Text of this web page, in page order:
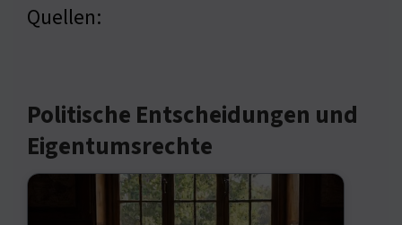
Quellen:
Politische Entscheidungen und
Eigentumsrechte